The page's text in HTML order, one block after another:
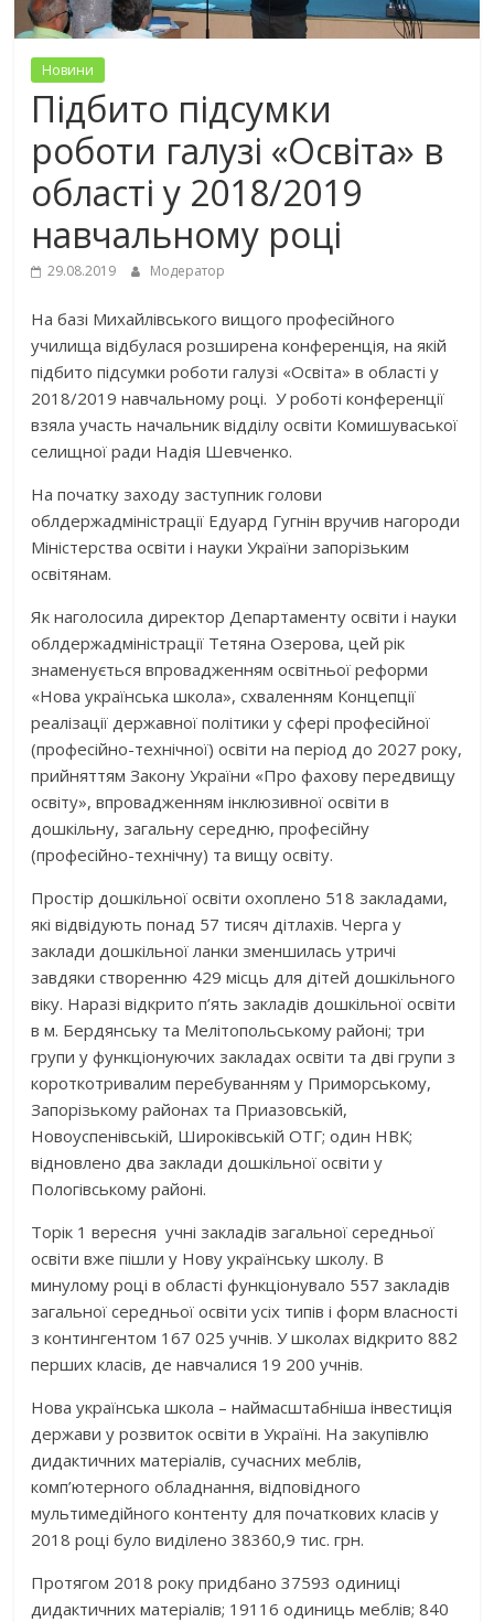
Новини
Підбито підсумки
роботи галузі «Освіта» в
області у 2018/2019
навчальному році
29.08.2019 Модератор
На базі Михайлівського вищого професійного
училища відбулася розширена конференція, на якій
підбито підсумки роботи галузі «Освіта» в області у
2018/2019 навчальному році. У роботі конференції
взяла участь начальник відділу освіти Комишуваської
селищної ради Надія Шевченко.
На початку заходу заступник голови
облдержадміністрації Едуард Гугнін вручив нагороди
Міністерства освіти і науки України запорізьким
освітянам.
Як наголосила директор Департаменту освіти і науки
облдержадміністрації Тетяна Озерова, цей рік
знаменується впровадженням освітньої реформи
«Нова українська школа», схваленням Концепції
реалізації державної політики у сфері професійної
(професійно-технічної) освіти на період до 2027 року,
прийняттям Закону України «Про фахову передвищу
освіту», впровадженням інклюзивної освіти в
дошкільну, загальну середню, професійну
(професійно-технічну) та вищу освіту.
Простір дошкільної освіти охоплено 518 закладами,
які відвідують понад 57 тисяч дітлахів. Черга у
заклади дошкільної ланки зменшилась утричі
завдяки створенню 429 місць для дітей дошкільного
віку. Наразі відкрито п’ять закладів дошкільної освіти
в м. Бердянську та Мелітопольському районі; три
групи у функціонуючих закладах освіти та дві групи з
короткотривалим перебуванням у Приморському,
Запорізькому районах та Приазовській,
Новоуспенівській, Широківській ОТГ; один НВК;
відновлено два заклади дошкільної освіти у
Пологівському районі.
Торік 1 вересня учні закладів загальної середньої
освіти вже пішли у Нову українську школу. В
минулому році в області функціонувало 557 закладів
загальної середньої освіти усіх типів і форм власності
з контингентом 167 025 учнів. У школах відкрито 882
перших класів, де навчалися 19 200 учнів.
Нова українська школа – наймасштабніша інвестиція
держави у розвиток освіти в Україні. На закупівлю
дидактичних матеріалів, сучасних меблів,
комп’ютерного обладнання, відповідного
мультимедійного контенту для початкових класів у
2018 році було виділено 38360,9 тис. грн.
Протягом 2018 року придбано 37593 одиниці
дидактичних матеріалів; 19116 одиниць меблів; 840